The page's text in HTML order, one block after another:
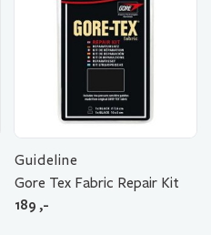
Guideline
Gore Tex Fabric Repair Kit
189 ,-